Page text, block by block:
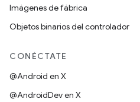
Imágenes de fábrica
Objetos binarios del controlador
CONÉCTATE
@Android en X
@AndroidDev en X